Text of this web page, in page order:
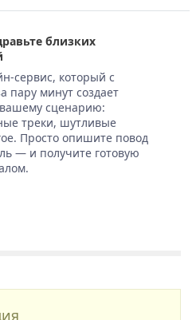
близких
сервис, который с
пару минут создает
сценарию:
треки, шутливые
Просто опишите повод
— и получите готовую